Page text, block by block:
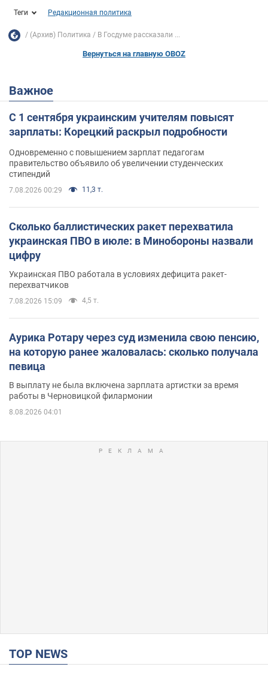
Теги Редакционная политика
(Архив) Политика В Госдуме рассказали ...
Вернуться на главную OBOZ
Важное
С 1 сентября украинским учителям повысят
зарплаты: Корецкий раскрыл подробности
Одновременно с повышением зарплат педагогам
правительство объявило об увеличении студенческих
стипендий
7.08.2026 00:29 11,3 т.
Сколько баллистических ракет перехватила
украинская ПВО в июле: в Минобороны назвали
цифру
Украинская ПВО работала в условиях дефицита ракет-
перехватчиков
7.08.2026 15:09 4,5 т.
Аурика Ротару через суд изменила свою пенсию,
на которую ранее жаловалась: сколько получала
певица
В выплату не была включена зарплата артистки за время
работы в Черновицкой филармонии
8.08.2026 04:01
TOP NEWS